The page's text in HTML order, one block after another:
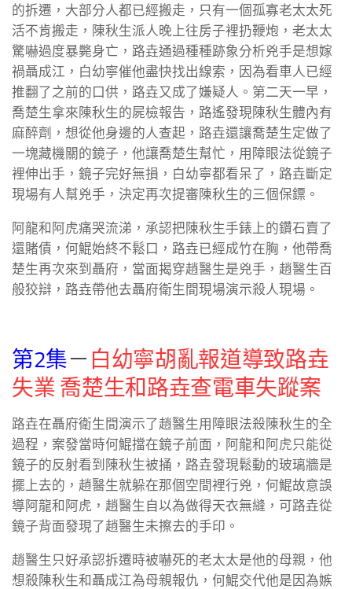
的拆遷，大部分人都已經搬走，只有一個孤寡老太太死
活不肯搬走，陳秋生派人晚上往房子裡扔鞭炮，老太太
驚嚇過度暴斃身亡，路垚通過種種跡象分析兇手是想嫁
禍聶成江，白幼寧催他盡快找出線索，因為看車人已經
推翻了之前的口供，路垚又成了嫌疑人。第二天一早，
喬楚生拿來陳秋生的屍檢報告，路遙發現陳秋生體內有
麻醉劑，想從他身邊的人查起，路垚還讓喬楚生定做了
一塊藏機關的鏡子，他讓喬楚生幫忙，用障眼法從鏡子
裡伸出手，鏡子完好無損，白幼寧都看呆了，路垚斷定
現場有人幫兇手，決定再次提審陳秋生的三個保鏢。
阿龍和阿虎痛哭流涕，承認把陳秋生手錶上的鑽石賣了
還賭債，何鯤始終不鬆口，路垚已經成竹在胸，他帶喬
楚生再次來到聶府，當面揭穿趙醫生是兇手，趙醫生百
般狡辯，路垚帶他去聶府衛生間現場演示殺人現場。
第2集－ 白幼寧胡亂報道導致路垚
失業 喬楚生和路垚查電車失蹤案
路垚在聶府衛生間演示了趙醫生用障眼法殺陳秋生的全
過程，案發當時何鯤擋在鏡子前面，阿龍和阿虎只能從
鏡子的反射看到陳秋生被捅，路垚發現鬆動的玻璃牆是
擺上去的，趙醫生就躲在那個空間裡行兇，何鯤故意誤
導阿龍和阿虎，趙醫生自以為做得天衣無縫，可路垚從
鏡子背面發現了趙醫生未擦去的手印。
趙醫生只好承認拆遷時被嚇死的老太太是他的母親，他
想殺陳秋生和聶成江為母親報仇，何鯤交代他是因為嫉